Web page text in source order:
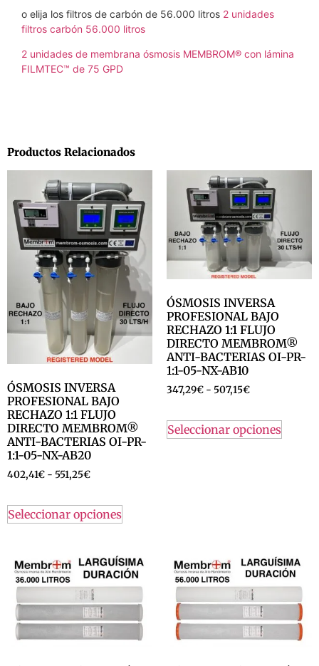
o elija los filtros de carbón de 56.000 litros 2 unidades
filtros carbón 56.000 litros
2 unidades de membrana ósmosis MEMBROM® con lámina
FILMTEC™ de 75 GPD
Productos Relacionados
ÓSMOSIS INVERSA
PROFESIONAL BAJO
RECHAZO 1:1 FLUJO
DIRECTO MEMBROM®
ANTI-BACTERIAS OI-PR-
1:1-05-NX-AB20
402,41€ - 551,25€
Seleccionar opciones
ÓSMOSIS INVERSA
PROFESIONAL BAJO
RECHAZO 1:1 FLUJO
DIRECTO MEMBROM®
ANTI-BACTERIAS OI-PR-
1:1-05-NX-AB10
347,29€ - 507,15€
Seleccionar opciones